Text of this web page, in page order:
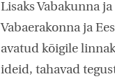
Lisaks Vabakunna
Vabaerakonna ja
avatud kõigile
ideid, tahavad